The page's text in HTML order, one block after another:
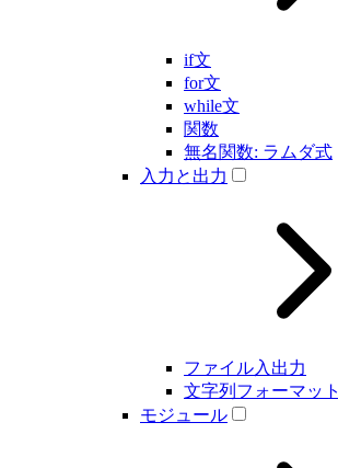
if文
for文
while文
関数
無名関数: ラムダ式
入力と出力
ファイル入出力
文字列フォーマット
モジュール